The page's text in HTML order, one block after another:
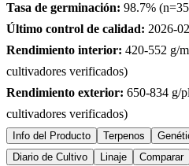
Tasa de germinación: 98.7% (n=
Último control de calidad: 2026-
Rendimiento interior: 420-552 g/
cultivadores verificados)
Rendimiento exterior: 650-834 g/
cultivadores verificados)
Info del Producto Terpenos
Diario de Cultivo
Linaje Comparar